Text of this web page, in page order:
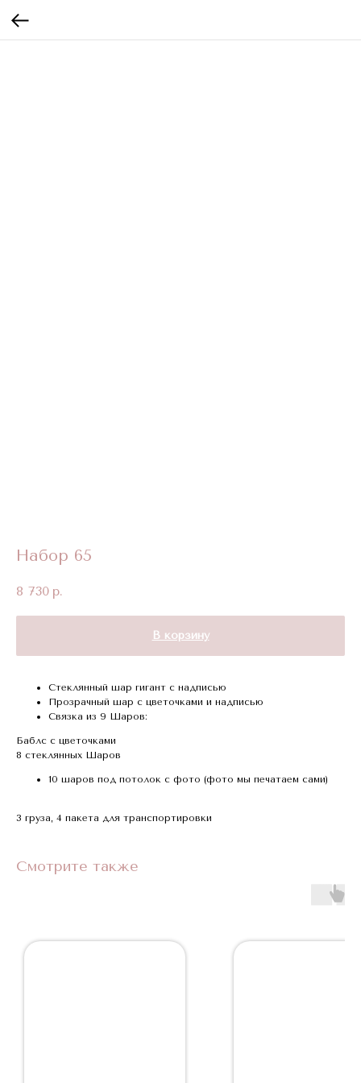
Набор 65
8 730 р.
В корзину
Стеклянный шар гигант с надписью
Прозрачный шар с цветочками и надписью
Связка из 9 Шаров:
Баблс с цветочками
8 стеклянных Шаров
10 шаров под потолок с фото (фото мы печатаем сами)
3 груза, 4 пакета для транспортировки
Смотрите также